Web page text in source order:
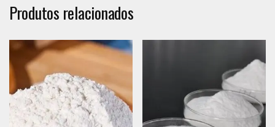
Produtos relacionados